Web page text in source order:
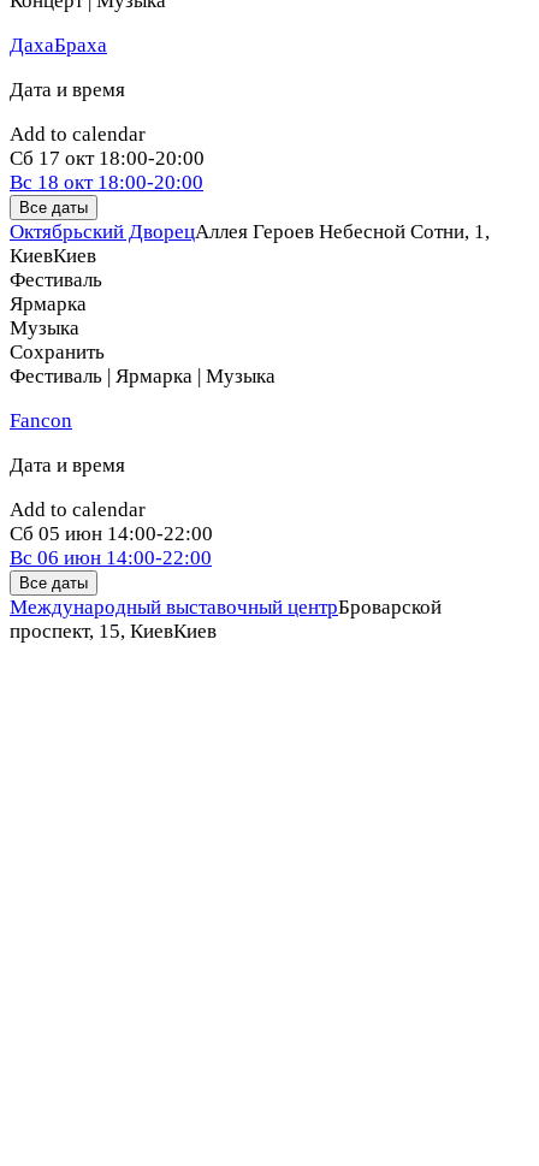
ДахаБраха
Дата и время
Add to calendar
Сб 17 окт 18:00-20:00
Вс 18 окт 18:00-20:00
Все даты
Октябрьский ДворецАллея Героев Небесной Сотни, 1,
КиевКиев
Фестиваль
Ярмарка
Музыка
Сохранить
Фестиваль | Ярмарка | Музыка
Fancon
Дата и время
Add to calendar
Сб 05 июн 14:00-22:00
Вс 06 июн 14:00-22:00
Все даты
Международный выставочный центрБроварской
проспект, 15, КиевКиев